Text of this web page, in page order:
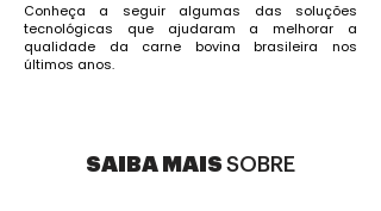
Conheça a seguir algumas das soluções
tecnológicas que ajudaram a melhorar a
qualidade da carne bovina brasileira nos
últimos anos.
SAIBA MAISSOBRE